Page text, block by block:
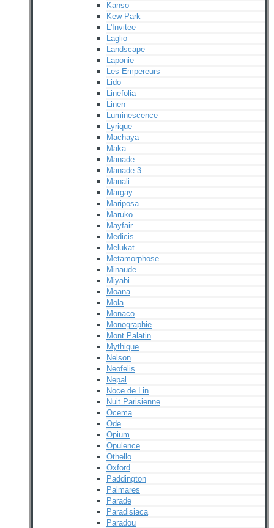
Kanso
Kew Park
L'Invitee
Laglio
Landscape
Laponie
Les Empereurs
Lido
Linefolia
Linen
Luminescence
Lyrique
Machaya
Maka
Manade
Manade 3
Manali
Margay
Mariposa
Maruko
Mayfair
Medicis
Melukat
Metamorphose
Minaude
Miyabi
Moana
Mola
Monaco
Monographie
Mont Palatin
Mythique
Nelson
Neofelis
Nepal
Noce de Lin
Nuit Parisienne
Ocema
Ode
Opium
Opulence
Othello
Oxford
Paddington
Palmares
Parade
Paradisiaca
Paradou